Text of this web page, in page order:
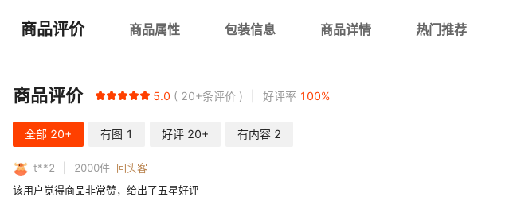
商品评价 商品属性 包装信息 商品详情 热门推荐
商品评价 5.0 20+条评价 好评率 100%
全部 20+ 有图 1 好评 20+ 有内容 2
t**2 2000件 回头客
该用户觉得商品非常赞，给出了五星好评